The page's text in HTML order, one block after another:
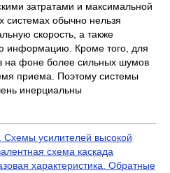
затратами и максимальной
системах обычно нельзя
скорость, а также
информацию. Кроме того, для
на фоне более сильных шумов
приема. Поэтому системы
инерциальны
Схемы усилителей высокой
схема каскада
характеристика. Обратные